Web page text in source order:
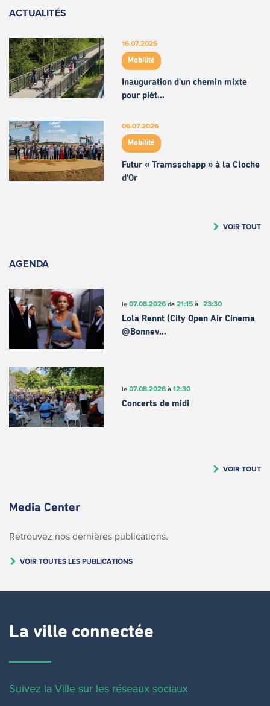
ACTUALITÉS
16.07.2026
Mobilité
Inauguration d'un chemin mixte
pour piét…
06.07.2026
Mobilité
Futur « Tramsschapp » à la Cloche
d’Or
VOIR TOUT
AGENDA
le 07.08.2026de 21:15à 23:30
Lola Rennt (City Open Air Cinema
@Bonnev…
le 07.08.2026à 12:30
Concerts de midi
VOIR TOUT
Media Center
Retrouvez nos dernières publications.
VOIR TOUTES LES PUBLICATIONS
La ville connectée
Suivez la Ville sur les réseaux sociaux